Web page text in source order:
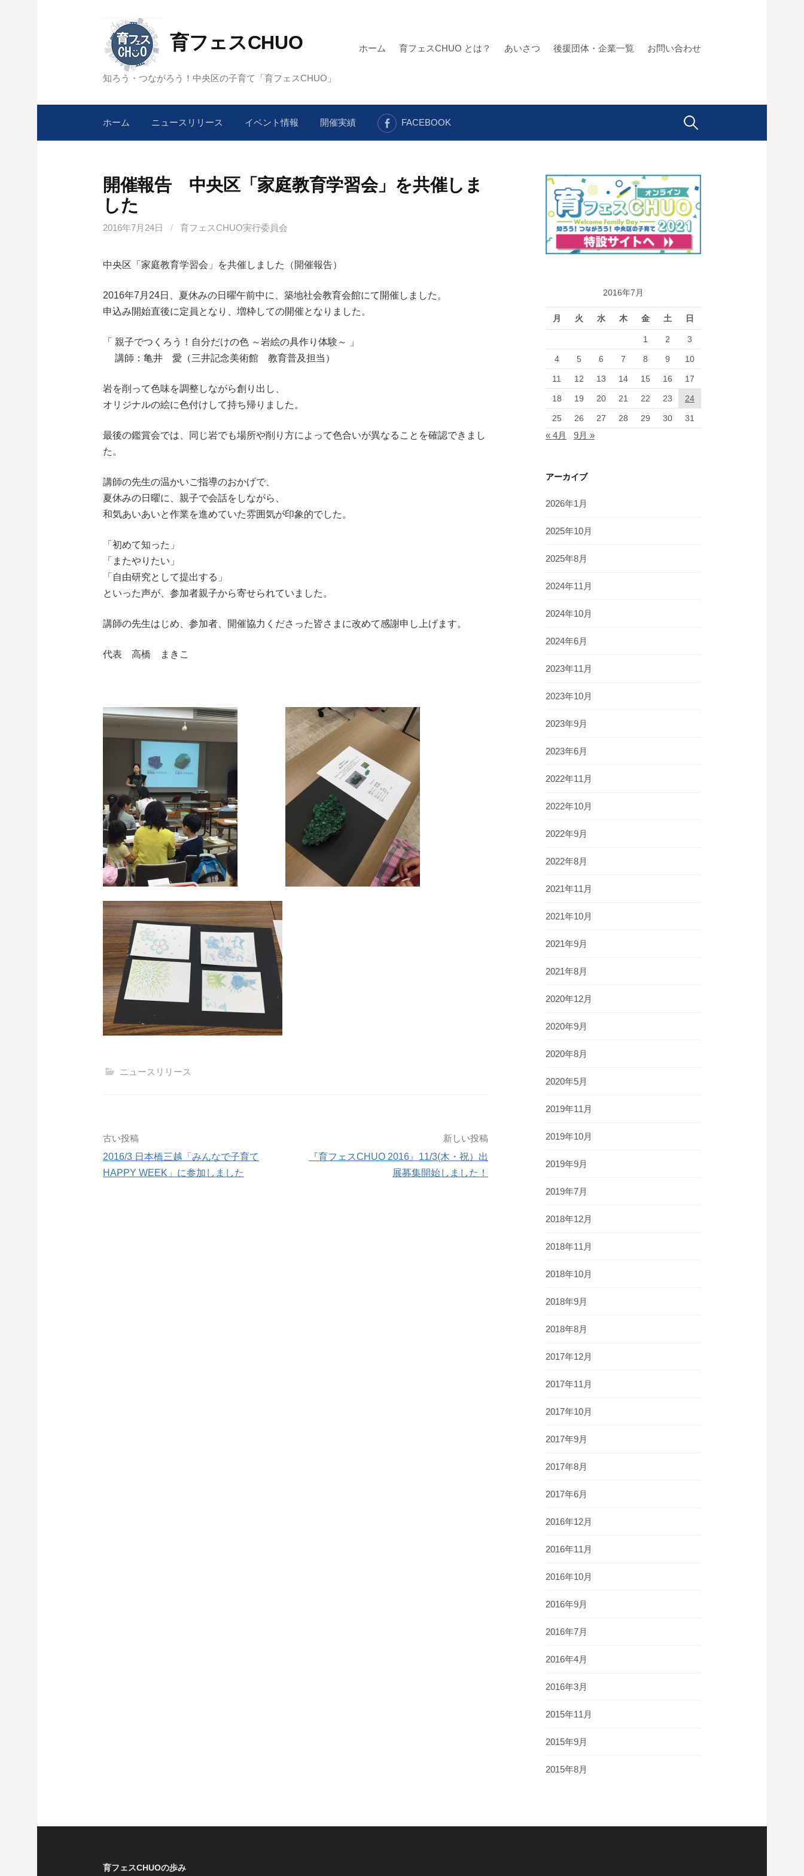
ス
育フェスCHUO
知ろう・つながろう！中央区の子育て「育フェスCHUO」
ホーム 育フェスCHUO とは？ あいさつ 後援団体・企業一覧 お問い合わせ
ホーム ニュースリリース イベント情報 開催実績 FACEBOOK 検
開催報告 中央区「家庭教育学習会」を共催しま
した
2016年7月24日 / 育フェスCHUO実行委員会
中央区「家庭教育学習会」を共催しました（開催報告）
2016年7月24日、夏休みの日曜午前中に、築地社会教育会館にて開催しました。
申込み開始直後に定員となり、増枠しての開催となりました。
「 親子でつくろう！自分だけの色 ～岩絵の具作り体験～ 」
講師：亀井 愛（三井記念美術館 教育普及担当）
岩を削って色味を調整しながら創り出し、
オリジナルの絵に色付けして持ち帰りました。
最後の鑑賞会では、同じ岩でも場所や削り方によって色合いが異なることを確認できまし
た。
講師の先生の温かいご指導のおかげで、
夏休みの日曜に、親子で会話をしながら、
和気あいあいと作業を進めていた雰囲気が印象的でした。
「初めて知った」
「またやりたい」
「自由研究として提出する」
といった声が、参加者親子から寄せられていました。
講師の先生はじめ、参加者、開催協力くださった皆さまに改めて感謝申し上げます。
代表 高橋 まきこ
ニュースリリース
投
稿
古い投稿
2016/3 日本橋三越「みんなで子育て
HAPPY WEEK」に参加しました
新しい投稿
『育フェスCHUO 2016』11/3(木・祝）出
展募集開始しました！
2016年7月
月 火 水 木 金 土 日
1 2 3
4 5 6 7 8 9 10
11 12 13 14 15 16 17
18 19 20 21 22 23 24
25 26 27 28 29 30 31
« 4月 9月 »
アーカイブ
2026年1月
2025年10月
2025年8月
2024年11月
2024年10月
2024年6月
2023年11月
2023年10月
2023年9月
2023年6月
2022年11月
2022年10月
2022年9月
2022年8月
2021年11月
2021年10月
2021年9月
2021年8月
2020年12月
2020年9月
2020年8月
2020年5月
2019年11月
2019年10月
2019年9月
2019年7月
2018年12月
2018年11月
2018年10月
2018年9月
2018年8月
2017年12月
2017年11月
2017年10月
2017年9月
2017年8月
2017年6月
2016年12月
2016年11月
2016年10月
2016年9月
2016年7月
2016年4月
2016年3月
2015年11月
2015年9月
2015年8月
育フェスCHUOの歩み